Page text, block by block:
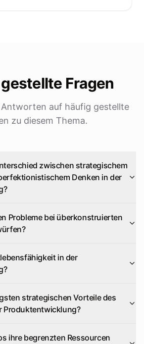
Fragen
auf häufig gestellte
zu diesem Thema.
zwischen strategischem
Denken in der
Probleme bei überkonstruierten
in der
strategischen Vorteile des
Produktentwicklung?
ihre begrenzten Ressourcen